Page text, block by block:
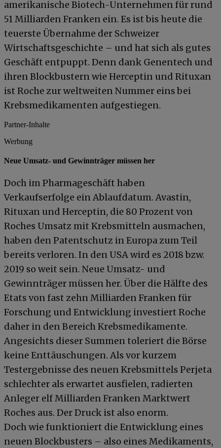
amerikanische Biotech-Unternehmen für rund
51 Milliarden Franken ein. Es ist bis heute die
teuerste Übernahme der Schweizer
Wirtschaftsgeschichte – und hat sich als gutes
Geschäft entpuppt. Denn dank Genentech und
ihren Blockbustern wie Herceptin und Rituxan
ist Roche zur weltweiten Nummer eins bei
Krebsmedikamenten aufgestiegen.
Partner-Inhalte
Werbung
Neue Umsatz- und Gewinnträger müssen her
Doch im Pharmageschäft haben
Verkaufserfolge ein Ablaufdatum. Avastin,
Rituxan und Herceptin, die 80 Prozent von
Roches Umsatz mit Krebsmitteln ausmachen,
haben den Patentschutz in Europa zum Teil
bereits verloren. In den USA wird es 2018 bzw.
2019 so weit sein. Neue Umsatz- und
Gewinnträger müssen her. Über die Hälfte des
Etats von fast zehn Milliarden Franken für
Forschung und Entwicklung investiert Roche
daher in den Bereich Krebsmedikamente.
Angesichts dieser Summen toleriert die Börse
keine Enttäuschungen. Als vor kurzem
Testergebnisse des neuen Krebsmittels Perjeta
schlechter als erwartet ausfielen, radierten
Anleger elf Milliarden Franken Marktwert
Roches aus. Der Druck ist also enorm.
Doch wie funktioniert die Entwicklung eines
neuen Blockbusters – also eines Medikaments,